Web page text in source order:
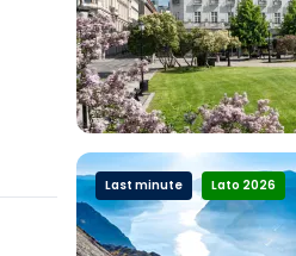
Last minute Lato 2026